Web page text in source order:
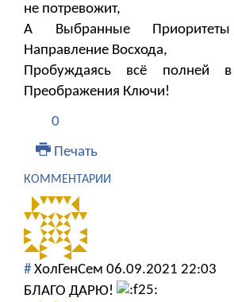
не потревожит,
А Выбранные Приоритеты
Направление Восхода,
Пробуждаясь всё полней
Преображения Ключи!
0
Печать
КОММЕНТАРИИ
# ХолГенСем 06.09.2021 22:03
БЛАГО ДАРЮ!